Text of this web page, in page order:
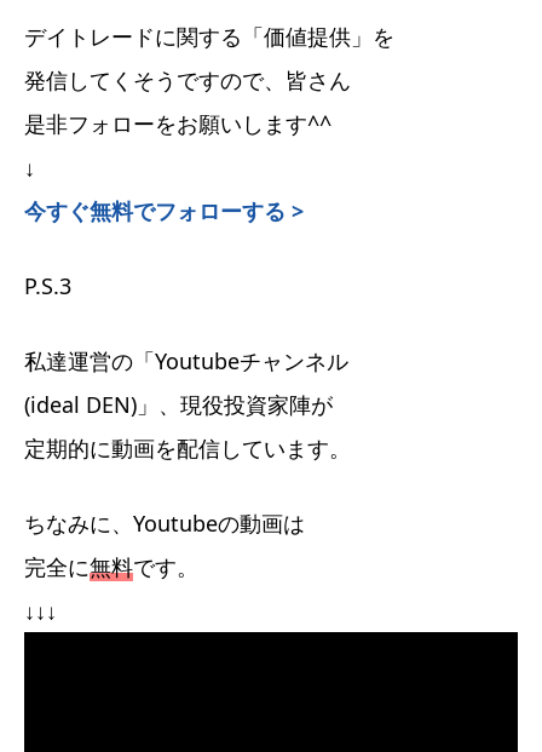
デイトレードに関する「価値提供」を
発信してくそうですので、皆さん
是非フォローをお願いします^^
↓
今すぐ無料でフォローする >
P.S.3
私達運営の「Youtubeチャンネル
(ideal DEN)」、現役投資家陣が
定期的に動画を配信しています。
ちなみに、Youtubeの動画は
完全に無料です。
↓↓↓